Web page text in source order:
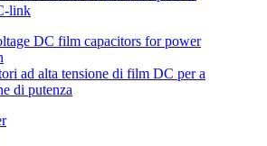
link
ad alta tensione di film DC per a
di putenza